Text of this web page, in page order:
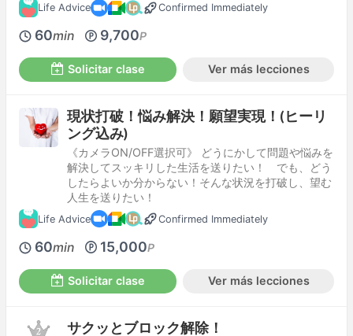
Life Advice Confirmed Immediately
60min 9,700P
Solicitar clase Ver más lecciones
現状打破！悩み解決！願望実現！(ヒーリ
ング込み)
《カメラON/OFF選択可》 どうにかして問題や悩みを
解決してスッキリした生活を送りたい！ でも、どう
したらよいか分からない！そんな状況を打破し、望む
人生を送りたい！
Life Advice Confirmed Immediately
60min 15,000P
Solicitar clase Ver más lecciones
サクッとブロック解除！